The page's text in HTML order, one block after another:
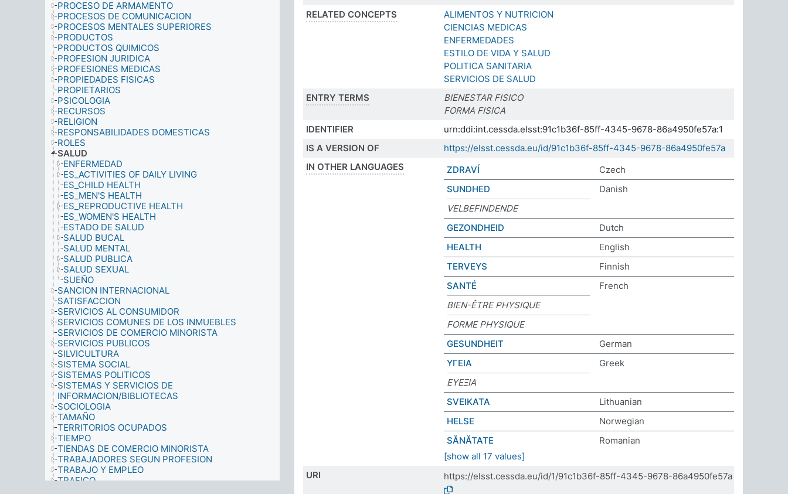
PROCESO DE ARMAMENTO
PROCESOS DE COMUNICACION
PROCESOS MENTALES SUPERIORES
PRODUCTOS
PRODUCTOS QUIMICOS
PROFESION JURIDICA
PROFESIONES MEDICAS
PROPIEDADES FISICAS
PROPIETARIOS
PSICOLOGIA
RECURSOS
RELIGION
RESPONSABILIDADES DOMESTICAS
ROLES
SALUD
ENFERMEDAD
ES_ACTIVITIES OF DAILY LIVING
ES_CHILD HEALTH
ES_MEN'S HEALTH
ES_REPRODUCTIVE HEALTH
ES_WOMEN'S HEALTH
ESTADO DE SALUD
SALUD BUCAL
SALUD MENTAL
SALUD PUBLICA
SALUD SEXUAL
SUEÑO
SANCION INTERNACIONAL
SATISFACCION
SERVICIOS AL CONSUMIDOR
SERVICIOS COMUNES DE LOS INMUEBLES
SERVICIOS DE COMERCIO MINORISTA
SERVICIOS PUBLICOS
SILVICULTURA
SISTEMA SOCIAL
SISTEMAS POLITICOS
SISTEMAS Y SERVICIOS DE
INFORMACION/BIBLIOTECAS
SOCIOLOGIA
TAMAÑO
TERRITORIOS OCUPADOS
TIEMPO
TIENDAS DE COMERCIO MINORISTA
TRABAJADORES SEGUN PROFESION
TRABAJO Y EMPLEO
TRAFICO
RELATED CONCEPTS
ALIMENTOS Y NUTRICION
CIENCIAS MEDICAS
ENFERMEDADES
ESTILO DE VIDA Y SALUD
POLITICA SANITARIA
SERVICIOS DE SALUD
ENTRY TERMS
BIENESTAR FISICO
FORMA FISICA
IDENTIFIER
urn:ddi:int.cessda.elsst:91c1b36f-85ff-4345-9678-86a4950fe57a:1
IS A VERSION OF
https://elsst.cessda.eu/id/91c1b36f-85ff-4345-9678-86a4950fe57a
IN OTHER LANGUAGES
ZDRAVÍ
Czech
SUNDHED
Danish
VELBEFINDENDE
GEZONDHEID
Dutch
HEALTH
English
TERVEYS
Finnish
SANTÉ
French
BIEN-ÊTRE PHYSIQUE
FORME PHYSIQUE
GESUNDHEIT
German
ΥΓΕΙΑ
Greek
ΕΥΕΞΙΑ
SVEIKATA
Lithuanian
HELSE
Norwegian
SĂNĂTATE
Romanian
[show all 17 values]
URI
https://elsst.cessda.eu/id/1/91c1b36f-85ff-4345-9678-86a4950fe57a